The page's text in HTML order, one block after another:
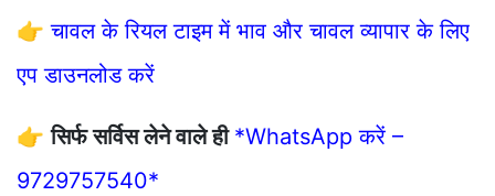
👉चावल के रियल टाइम में भाव और चावल व्यापार के लिए
एप डाउनलोड करें
👉सिर्फ सर्विस लेने वाले ही *WhatsApp करें –
9729757540*